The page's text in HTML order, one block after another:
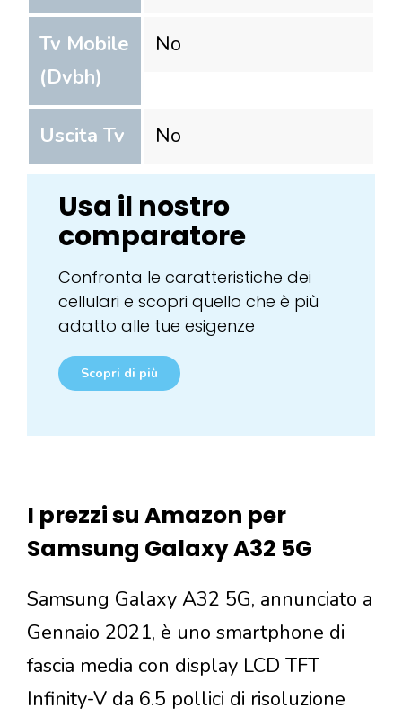
Tv Mobile
(Dvbh)
No
Uscita Tv No
Usa il nostro
comparatore
Confronta le caratteristiche dei
cellulari e scopri quello che è più
adatto alle tue esigenze
Scopri di più
I prezzi su Amazon per
Samsung Galaxy A32 5G
Samsung Galaxy A32 5G, annunciato a
Gennaio 2021, è uno smartphone di
fascia media con display LCD TFT
Infinity-V da 6.5 pollici di risoluzione